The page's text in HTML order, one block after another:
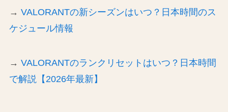
→ VALORANTの新シーズンはいつ？日本時間のス
ケジュール情報
→ VALORANTのランクリセットはいつ？日本時間
で解説【2026年最新】